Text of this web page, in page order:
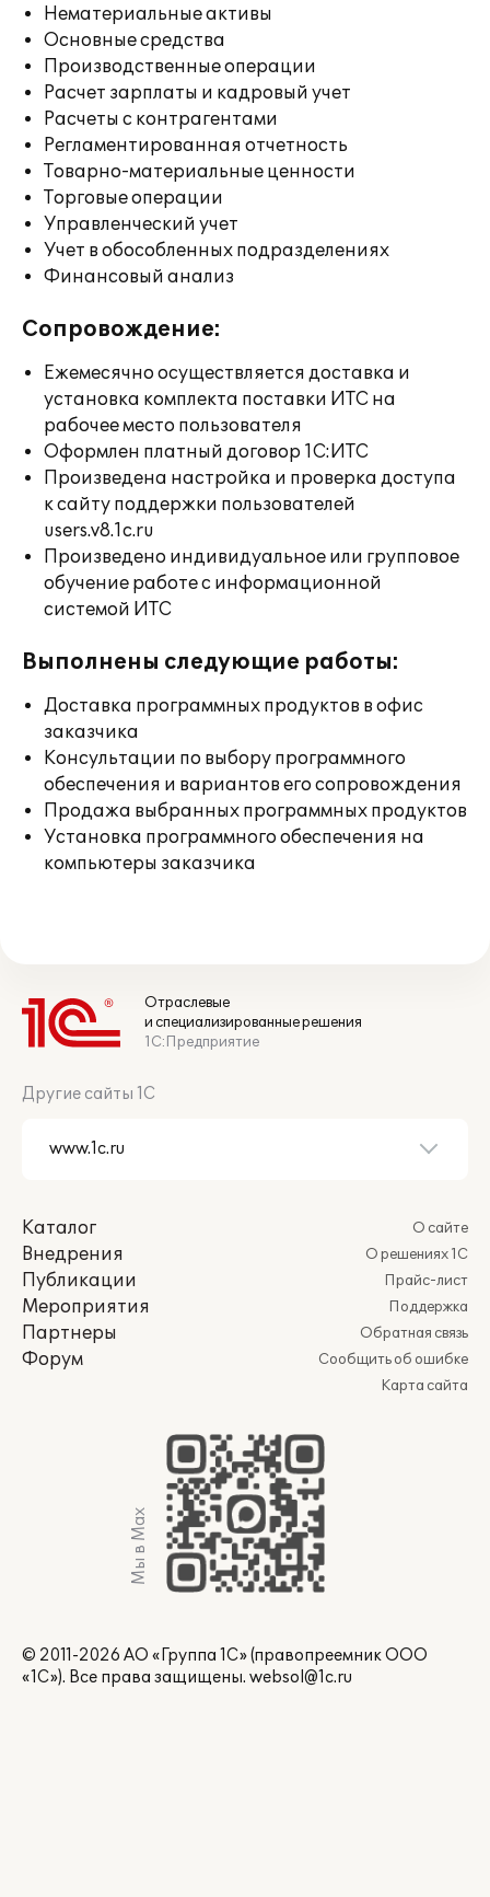
Нематериальные активы
Основные средства
Производственные операции
Расчет зарплаты и кадровый учет
Расчеты с контрагентами
Регламентированная отчетность
Товарно-материальные ценности
Торговые операции
Управленческий учет
Учет в обособленных подразделениях
Финансовый анализ
Сопровождение:
Ежемесячно осуществляется доставка и
установка комплекта поставки ИТС на
рабочее место пользователя
Оформлен платный договор 1С:ИТС
Произведена настройка и проверка доступа
к сайту поддержки пользователей
users.v8.1c.ru
Произведено индивидуальное или групповое
обучение работе с информационной
системой ИТС
Выполнены следующие работы:
Доставка программных продуктов в офис
заказчика
Консультации по выбору программного
обеспечения и вариантов его сопровождения
Продажа выбранных программных продуктов
Установка программного обеспечения на
компьютеры заказчика
Отраслевые
и специализированные решения
1С:Предприятие
Другие сайты 1С
Каталог
Внедрения
Публикации
Мероприятия
Партнеры
Форум
О сайте
О решениях 1С
Прайс-лист
Поддержка
Обратная связь
Сообщить об ошибке
Карта сайта
Мы в Max
© 2011-2026 АО «Группа 1С» (правопреемник ООО
«1С»). Все права защищены. websol@1c.ru